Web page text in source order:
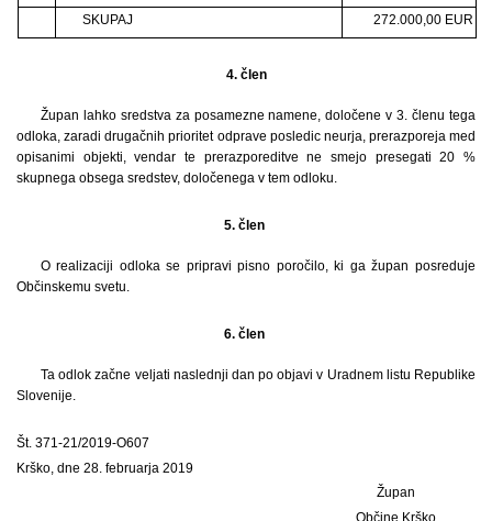
SKUPAJ
272.000,00 EUR
4. člen
Župan lahko sredstva za posamezne namene, določene v 3. členu tega
odloka, zaradi drugačnih prioritet odprave posledic neurja, prerazporeja med
opisanimi objekti, vendar te prerazporeditve ne smejo presegati 20 %
skupnega obsega sredstev, določenega v tem odloku.
5. člen
O realizaciji odloka se pripravi pisno poročilo, ki ga župan posreduje
Občinskemu svetu.
6. člen
Ta odlok začne veljati naslednji dan po objavi v Uradnem listu Republike
Slovenije.
Št. 371-21/2019-O607
Krško, dne 28. februarja 2019
Župan
Občine Krško